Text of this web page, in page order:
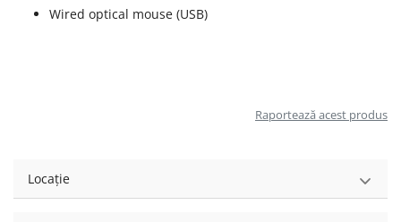
Wired optical mouse (USB)
Raportează acest produs
Locație